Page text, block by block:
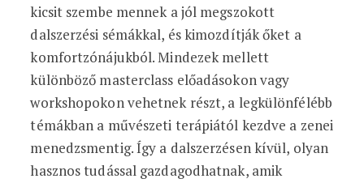
kicsit szembe mennek a jól megszokott
dalszerzési sémákkal, és kimozdítják őket a
komfortzónájukból. Mindezek mellett
különböző masterclass előadásokon vagy
workshopokon vehetnek részt, a legkülönfélébb
témákban a művészeti terápiától kezdve a zenei
menedzsmentig. Így a dalszerzésen kívül, olyan
hasznos tudással gazdagodhatnak, amik